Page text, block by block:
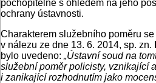
pochopitelné s ohledem na jeho
ochrany ústavnosti.
Charakterem služebního poměru
v nálezu ze dne 13. 6. 2014, sp. zn.
bylo uvedeno: „Ústavní soud na
služební poměr policisty, vznikající
i zanikající rozhodnutím jako